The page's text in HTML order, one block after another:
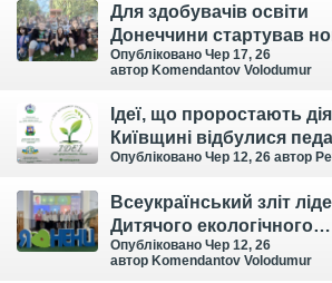
Для здобувачів освіти
Донеччини стартував
обласної літньої
експедиції
Опубліковано Чер 17, 26
автор Komendantov Volodumur
Ідеї, що проростають
Київщині відбулися
стажування «Топ-
Опубліковано Чер 12, 26 автор
Всеукраїнський зліт
Дитячого екологічного
парламенту та юних
завершився
Опубліковано Чер 12, 26
автор Komendantov Volodumur